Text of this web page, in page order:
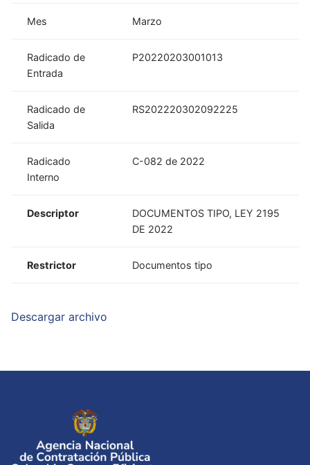
Mes Marzo
Radicado de
Entrada
P20220203001013
Radicado de
Salida
RS202220302092225
Radicado
Interno
C-082 de 2022
Descriptor
DOCUMENTOS TIPO, LEY 2195
DE 2022
Restrictor Documentos tipo
Descargar archivo